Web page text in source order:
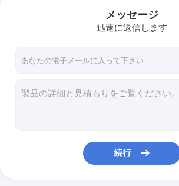
一回用血液採集管 PRP 化粧管 一回用
色のないから淡い黄色の液体 漂白成分 原材料
安全 で 安定 し て 効果 的 な 血凝固 剤 粉 で
EDTA トリポタシウム塩 抗凝固剤 EDTA
一回使用可能な真空型無菌
一回使用可能な真空ステリル ACD + GEL + BIOTIN
メッセージ
迅速に返信します
続行